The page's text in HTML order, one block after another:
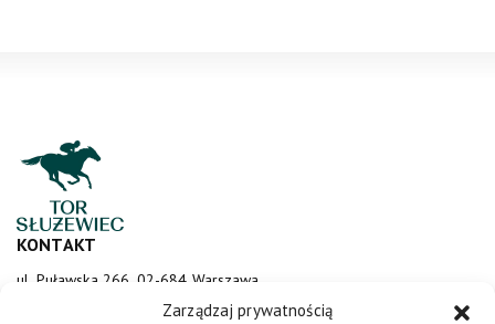
Zarządzaj prywatnością
KONTAKT
ul. Puławska 266, 02-684 Warszawa
sluzewiec@totalizator.pl